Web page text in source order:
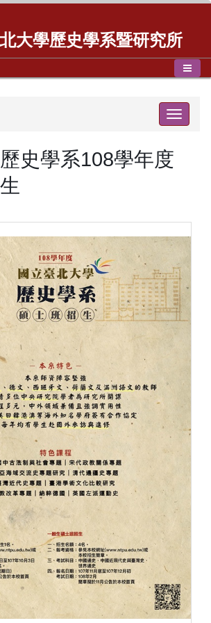
大學歷史學系暨研究所
Toggle
史學系108學年度